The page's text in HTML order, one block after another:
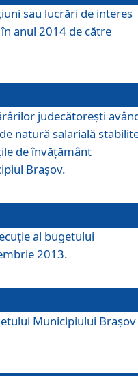
sau lucrări de interes
anul 2014 de către
judecătoreşti
natură salarială
de învăţământ
Braşov.
al bugetului
2013.
Municipiului Braşov